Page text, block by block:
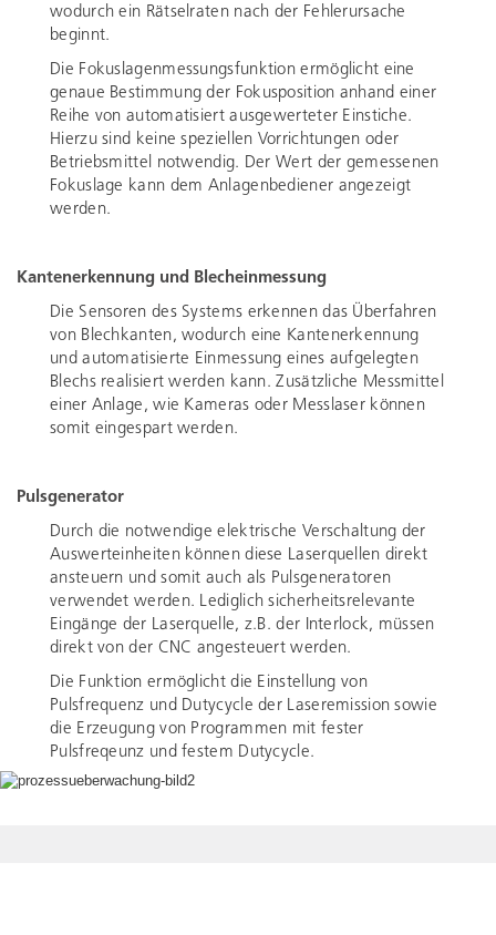
wodurch ein Rätselraten nach der Fehlerursache
beginnt.
Die Fokuslagenmessungsfunktion ermöglicht eine
genaue Bestimmung der Fokusposition anhand einer
Reihe von automatisiert ausgewerteter Einstiche.
Hierzu sind keine speziellen Vorrichtungen oder
Betriebsmittel notwendig. Der Wert der gemessenen
Fokuslage kann dem Anlagenbediener angezeigt
werden.
Kantenerkennung und Blecheinmessung
Die Sensoren des Systems erkennen das Überfahren
von Blechkanten, wodurch eine Kantenerkennung
und automatisierte Einmessung eines aufgelegten
Blechs realisiert werden kann. Zusätzliche Messmittel
einer Anlage, wie Kameras oder Messlaser können
somit eingespart werden.
Pulsgenerator
Durch die notwendige elektrische Verschaltung der
Auswerteinheiten können diese Laserquellen direkt
ansteuern und somit auch als Pulsgeneratoren
verwendet werden. Lediglich sicherheitsrelevante
Eingänge der Laserquelle, z.B. der Interlock, müssen
direkt von der CNC angesteuert werden.
Die Funktion ermöglicht die Einstellung von
Pulsfrequenz und Dutycycle der Laseremission sowie
die Erzeugung von Programmen mit fester
Pulsfreqeunz und festem Dutycycle.